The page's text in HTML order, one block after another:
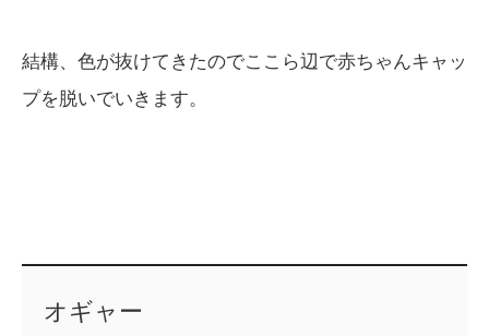
結構、色が抜けてきたのでここら辺で赤ちゃんキャッ
プを脱いでいきます。
オギャー